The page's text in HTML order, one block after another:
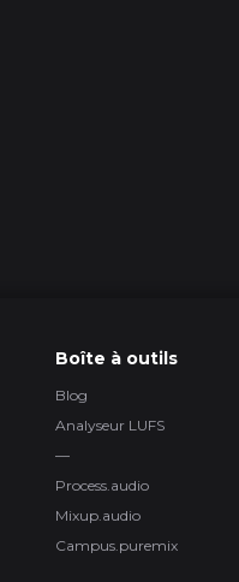
Boîte à outils
Blog
Analyseur LUFS
—
Process.audio
Mixup.audio
Campus.puremix